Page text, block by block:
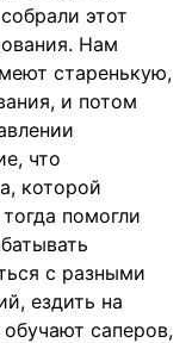
этот
Нам
старенькую,
и потом
что
которой
помогли
с разными
ездить на
саперов,